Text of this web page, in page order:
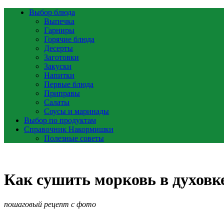
Выбор блюда
Выпечка
Гарниры
Горячие блюда
Десерты
Заготовки
Закуски
Напитки
Первые блюда
Приправы
Салаты
Соусы и маринады
Выбор по продуктам
Справочник Накормишки
Полезные советы
Как сушить морковь в
пошаговый рецепт с фото